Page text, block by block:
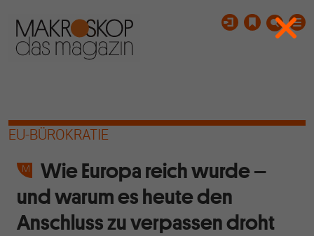
EU-BÜROKRATIE
Wie Europa reich wurde –
und warum es heute den
Anschluss zu verpassen droht